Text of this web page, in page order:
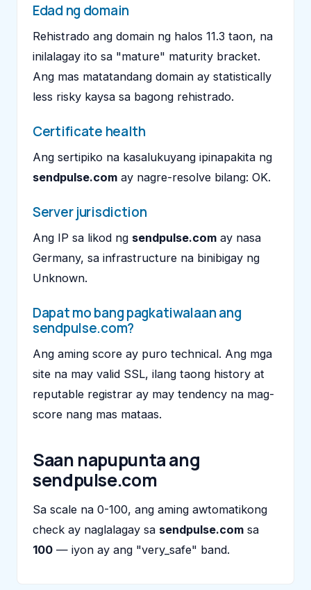
Edad ng domain
Rehistrado ang domain ng halos 11.3 taon, na
inilalagay ito sa "mature" maturity bracket.
Ang mas matatandang domain ay statistically
less risky kaysa sa bagong rehistrado.
Certificate health
Ang sertipiko na kasalukuyang ipinapakita ng
sendpulse.com ay nagre-resolve bilang: OK.
Server jurisdiction
Ang IP sa likod ng sendpulse.com ay nasa
Germany, sa infrastructure na binibigay ng
Unknown.
Dapat mo bang pagkatiwalaan ang
sendpulse.com?
Ang aming score ay puro technical. Ang mga
site na may valid SSL, ilang taong history at
reputable registrar ay may tendency na mag-
score nang mas mataas.
Saan napupunta ang
sendpulse.com
Sa scale na 0-100, ang aming awtomatikong
check ay naglalagay sa sendpulse.com sa
100 — iyon ay ang "very_safe" band.